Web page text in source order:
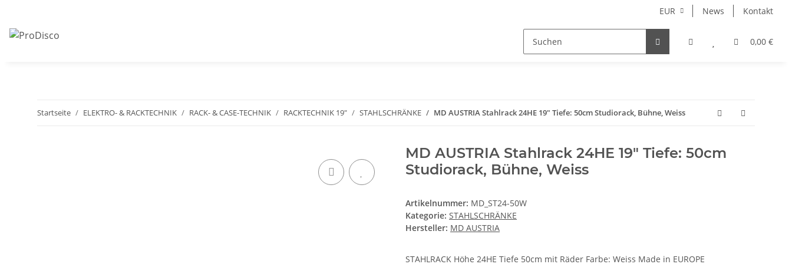
EUR News Kontakt
0,00 €
Startseite ELEKTRO- & RACKTECHNIK RACK- & CASE-TECHNIK RACKTECHNIK 19" STAHLSCHRÄNKE MD AUSTRIA Stahlrack 24HE 19" Tiefe: 50cm Studiorack, Bühne, Weiss
MD AUSTRIA Stahlrack 24HE 19" Tiefe: 50cm
Studiorack, Bühne, Weiss
Artikelnummer: MD_ST24-50W
Kategorie: STAHLSCHRÄNKE
Hersteller: MD AUSTRIA
STAHLRACK Höhe 24HE Tiefe 50cm mit Räder Farbe: Weiss Made in EUROPE